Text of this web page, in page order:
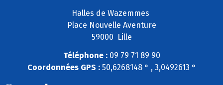
Halles de Wazemmes
Place Nouvelle Aventure
59000 Lille
Téléphone :09 79 71 89 90
Coordonnées GPS :50,6268148 ° , 3,0492613 °